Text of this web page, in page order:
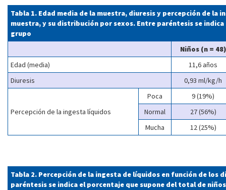
Tabla 1. Edad media de la muestra, diuresis y percepción de la
muestra, y su distribución por sexos. Entre paréntesis se
grupo
Niños (n = 48)
Edad (media)
11,6 años
Diuresis
0,93 ml/kg/h
Percepción de la ingesta líquidos
Poca
9 (19%)
Normal
27 (56%)
Mucha
12 (25%)
Tabla 2. Percepción de la ingesta de líquidos en función de los
paréntesis se indica el porcentaje que supone del total de